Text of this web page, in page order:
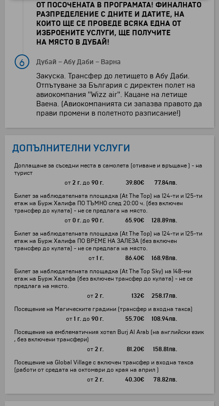
ОТ ПОСОЧЕНАТА В ПРОГРАМАТА! ФИНАЛНАТО
РАЗПРЕДЕЛЕНИЕ С ДНИТЕ И ДАТИТЕ, НА
КОИТО ЩЕ СЕ ПРОВЕДЕ ВСЯКА ЕДНА ОТ
ИЗБРОЕНИТЕ УСЛУГИ, ЩЕ ПОЛУЧИТЕ
НА МЯСТО В ДУБАЙ!
6 Дубай –Абу Даби – Варна
Закуска. Трансфер до летището в Абу Даби.
Отпътуване за България с директен полет на
авиокомпания ''Wizz air''. Кацане на летище
Ваена. (Авиокомпанията си запазва правото да
прави промени в полетното разписание!)
ДОПЪЛНИТЕЛНИ УСЛУГИ
Доплащане за съседни места в самолета (отиване и връщане ) - на
турист
от 2 г.до 90 г. 39.80€ 77.84лв.
Билет за наблюдателната площадка (At The Top) на 124-ти и 125-ти
етаж на Бурж Халифа ПО ТЪМНО след 20:00 ч. (без включен
трансфер до кулата) - не се предлага на място.
от 0 г.до 90 г. 65.90€ 128.89лв.
Билет за наблюдателната площадка (At The Top) на 124-ти и 125-ти
етаж на Бурж Халифа ПО ВРЕМЕ НА ЗАЛЕЗА (без включен
трансфер до кулата) - не се предлага на място.
от 1 г. 86.40€ 168.98лв.
Билет за наблюдателната площадка (At The Top Sky) на 148-ми
етаж на Бурж Халифа (без включен трансфер до кулата) - не се
предлага на място.
от 2 г. 132€ 258.17лв.
Посещение на Магическите градини (трансфер и входна такса)
от 1 г.до 90 г. 55.70€ 108.94лв.
Посещение на емблематичния хотел Burj Al Arab (на английски език
, без включени трансфери)
от 2 г. 81.20€ 158.81лв.
Посещение на Global Village с включен трансфер и входна такса
(работи от средата на октомври до края на април )
от 2 г. 40.30€ 78.82лв.